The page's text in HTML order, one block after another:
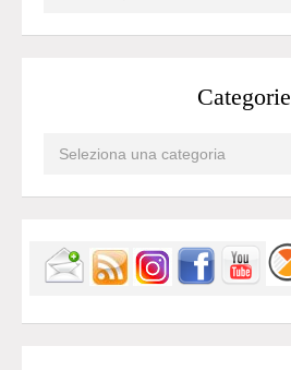
Categorie